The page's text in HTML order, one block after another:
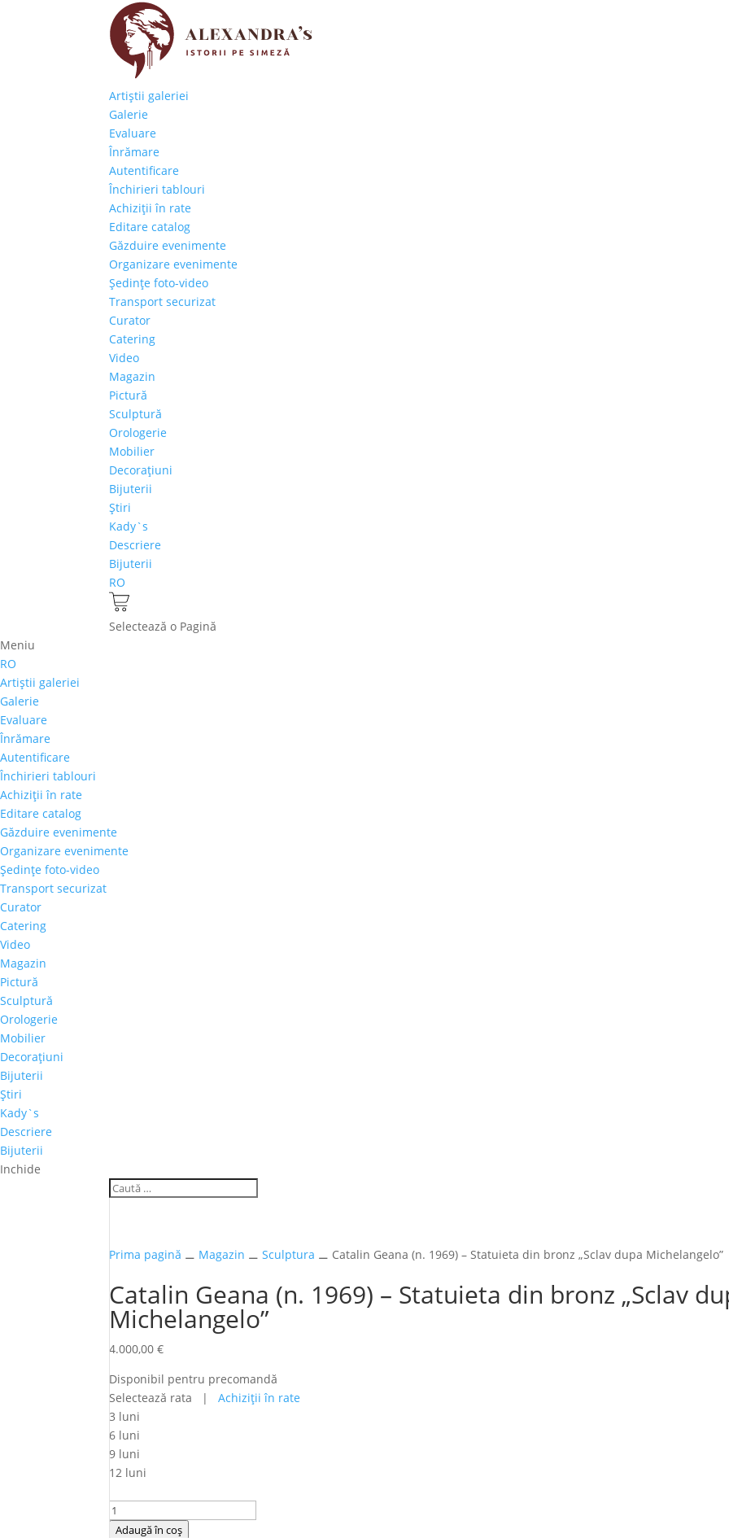
Artiştii galeriei
Galerie
Evaluare
Înrămare
Autentificare
Închirieri tablouri
Achiziţii în rate
Editare catalog
Găzduire evenimente
Organizare evenimente
Şedinţe foto-video
Transport securizat
Curator
Catering
Video
Magazin
Pictură
Sculptură
Orologerie
Mobilier
Decoraţiuni
Bijuterii
Ştiri
Kady`s
Descriere
Bijuterii
RO
Selectează o Pagină
Meniu
RO
Artiştii galeriei
Galerie
Evaluare
Înrămare
Autentificare
Închirieri tablouri
Achiziţii în rate
Editare catalog
Găzduire evenimente
Organizare evenimente
Şedinţe foto-video
Transport securizat
Curator
Catering
Video
Magazin
Pictură
Sculptură
Orologerie
Mobilier
Decoraţiuni
Bijuterii
Ştiri
Kady`s
Descriere
Bijuterii
Inchide
Prima pagină ⚊ Magazin ⚊Sculptura ⚊ Catalin Geana (n. 1969) – Statuieta din bronz „Sclav dupa Michelangelo”
Catalin Geana (n. 1969) – Statuieta din bronz „Sclav
Michelangelo”
4.000,00€
Disponibil pentru precomandă
Selectează rata |Achiziţii în rate
3 luni
6 luni
9 luni
12 luni
Cantitate
Catalin
Adaugă în coș